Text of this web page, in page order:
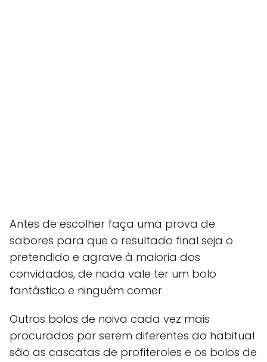
Antes de escolher faça uma prova de
sabores para que o resultado final seja o
pretendido e agrave à maioria dos
convidados, de nada vale ter um bolo
fantástico e ninguém comer.
Outros bolos de noiva cada vez mais
procurados por serem diferentes do habitual
são as cascatas de profiteroles e os bolos de